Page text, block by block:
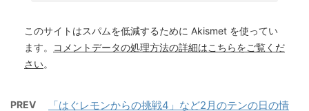
このサイトはスパムを低減するために Akismet を使ってい
ます。
コメントデータの処理方法の詳細はこちらをご覧くだ
さい。
PREV
「はぐレモンからの挑戦4」など2月のテンの日の情